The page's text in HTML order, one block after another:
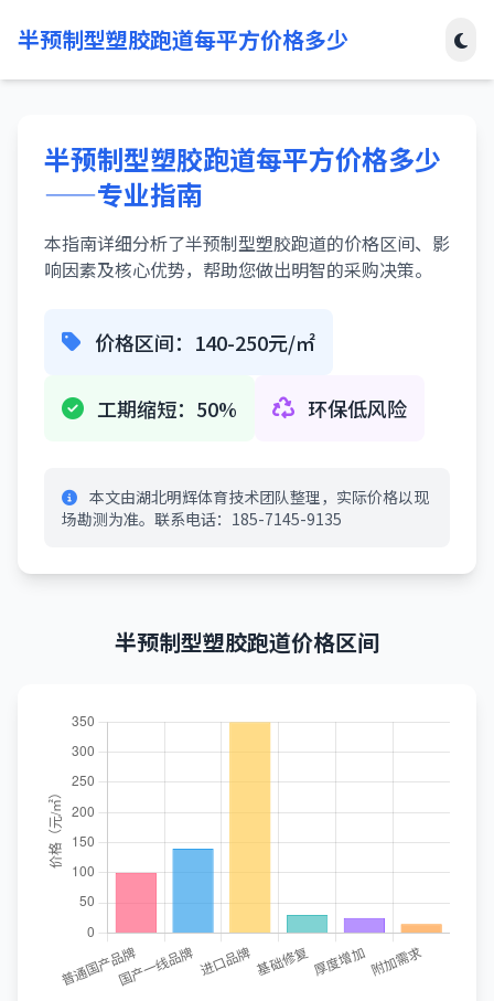
半预制型塑胶跑道每平方价格多少
半预制型塑胶跑道每平方价格多少
——专业指南
本指南详细分析了半预制型塑胶跑道的价格区间、影
响因素及核心优势，帮助您做出明智的采购决策。
价格区间：140-250元/㎡
工期缩短：50% 环保低风险
本文由湖北明辉体育技术团队整理，实际价格以现
场勘测为准。联系电话：185-7145-9135
半预制型塑胶跑道价格区间